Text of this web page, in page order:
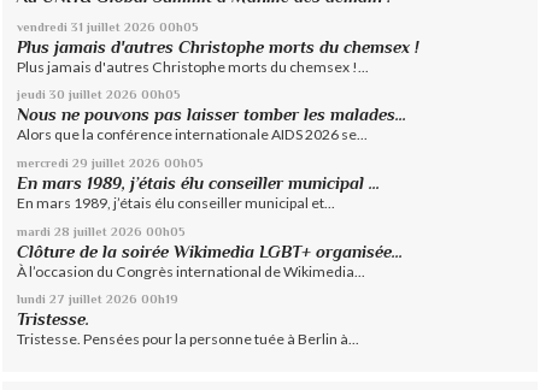
vendredi 31 juillet 2026 00h05
Plus jamais d'autres Christophe morts du chemsex !
Plus jamais d'autres Christophe morts du chemsex !...
jeudi 30 juillet 2026 00h05
Nous ne pouvons pas laisser tomber les malades...
Alors que la conférence internationale AIDS 2026 se...
mercredi 29 juillet 2026 00h05
En mars 1989, j’étais élu conseiller municipal ...
En mars 1989, j’étais élu conseiller municipal et...
mardi 28 juillet 2026 00h05
Clôture de la soirée Wikimedia LGBT+ organisée...
À l’occasion du Congrès international de Wikimedia...
lundi 27 juillet 2026 00h19
Tristesse.
Tristesse. Pensées pour la personne tuée à Berlin à...